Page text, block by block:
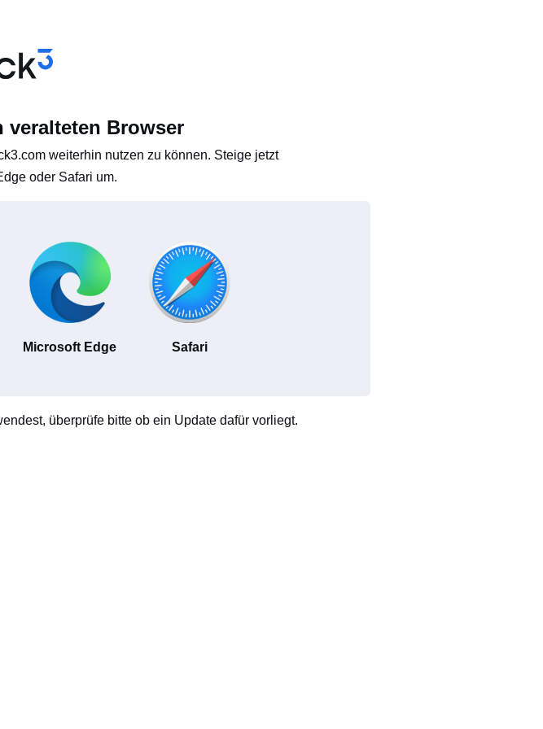
veralteten Browser
weiterhin nutzen zu können. Steige jetzt
oder Safari um.
Microsoft Edge Safari
überprüfe bitte ob ein Update dafür vorliegt.